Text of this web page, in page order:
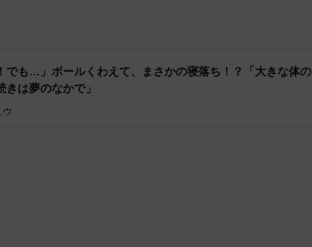
るぴくんとろあくん（画像提供:るぴろあワイマラナーさん）
時のお話を聞きました。
のでしょうか？
でも…」ボールくわえて、まさかの寝落ち！？「大きな体の
きは夢のなかで」
ウ